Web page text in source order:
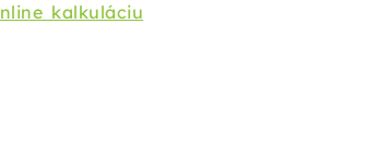
kalkuláciu